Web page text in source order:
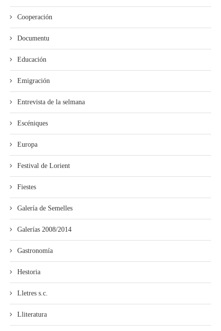
Cooperación
Documentu
Educación
Emigración
Entrevista de la selmana
Escéniques
Europa
Festival de Lorient
Fiestes
Galería de Semelles
Galerías 2008/2014
Gastronomía
Hestoria
Lletres s.c.
Lliteratura